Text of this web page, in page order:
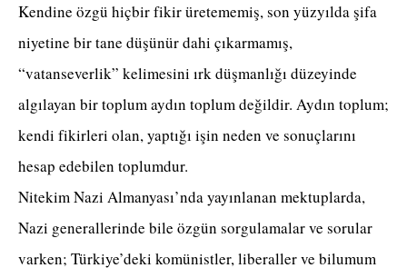
Kendine özgü hiçbir fikir üretememiş, son yüzyılda şifa
niyetine bir tane düşünür dahi çıkarmamış,
“vatanseverlik” kelimesini ırk düşmanlığı düzeyinde
algılayan bir toplum aydın toplum değildir. Aydın toplum;
kendi fikirleri olan, yaptığı işin neden ve sonuçlarını
hesap edebilen toplumdur.
Nitekim Nazi Almanyası’nda yayınlanan mektuplarda,
Nazi generallerinde bile özgün sorgulamalar ve sorular
varken; Türkiye’deki komünistler, liberaller ve bilumum